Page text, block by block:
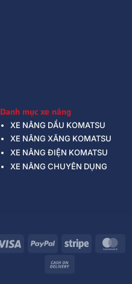
Danh mục xe nâng
XE NÂNG DẦU KOMATSU
XE NÂNG XĂNG KOMATSU
XE NÂNG ĐIỆN KOMATSU
XE NÂNG CHUYÊN DỤNG
Visa PayPal Stripe